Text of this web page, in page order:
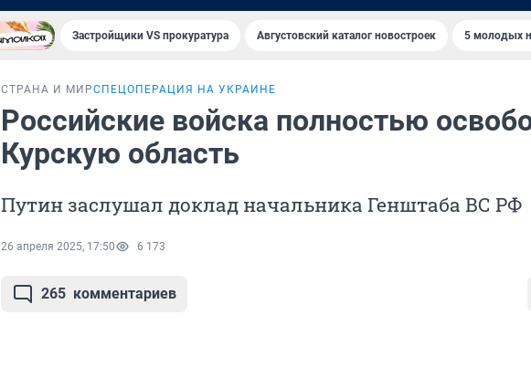
Застройщики VS прокуратура Августовский каталог новостроек 5 молодых
СТРАНА И МИРСПЕЦОПЕРАЦИЯ НА УКРАИНЕ
Российские войска полностью
Курскую область
Путин заслушал доклад начальника Генштаба ВС РФ
26 апреля 2025, 17:50 6 173
265 комментариев